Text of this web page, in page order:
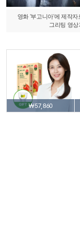
영화 '부고니아'에 제작
그리팅 영상
₩57,860